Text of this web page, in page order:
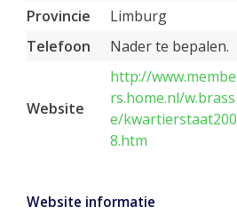
Provincie
Limburg
Telefoon
Nader te bepalen.
Website
http://www.membe
rs.home.nl/w.brass
e/kwartierstaat200
8.htm
Website informatie